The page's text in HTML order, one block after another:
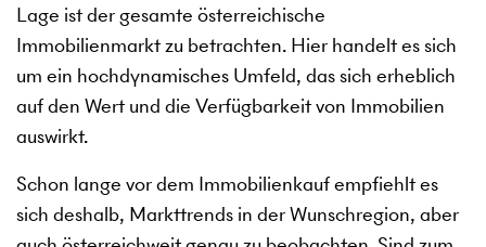
Lage ist der gesamte österreichische
Immobilienmarkt zu betrachten. Hier handelt es sich
um ein hochdynamisches Umfeld, das sich erheblich
auf den Wert und die Verfügbarkeit von Immobilien
auswirkt.
Schon lange vor dem Immobilienkauf empfiehlt es
sich deshalb, Markttrends in der Wunschregion, aber